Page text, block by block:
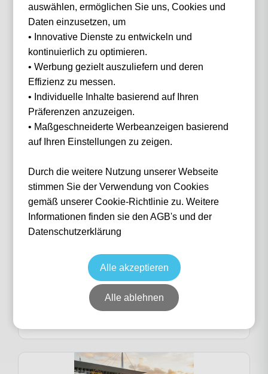
3 Events gefunden
Grand Prix Miami 2027 - Fri/Sat/Sun
2027 Packages
Formel 1 2027
Miami GP 2027
30 Apr, 2027 15:00
Ticket(s) + Hotel
1.505,00
Individuelle Anfrage
auswählen, ermöglichen Sie uns, Cookies und
Daten einzusetzen, um
• Innovative Dienste zu entwickeln und
kontinuierlich zu optimieren.
• Werbung gezielt auszuliefern und deren
Effizienz zu messen.
• Individuelle Inhalte basierend auf Ihren
Präferenzen anzuzeigen.
• Maßgeschneiderte Werbeanzeigen basierend
auf Ihren Einstellungen zu zeigen.
Durch die weitere Nutzung unserer Webseite
stimmen Sie der Verwendung von Cookies
gemäß unserer Cookie-Richtlinie zu. Weitere
Informationen finden sie den AGB's und der
Datenschutzerklärung
Alle akzeptieren
Alle ablehnen